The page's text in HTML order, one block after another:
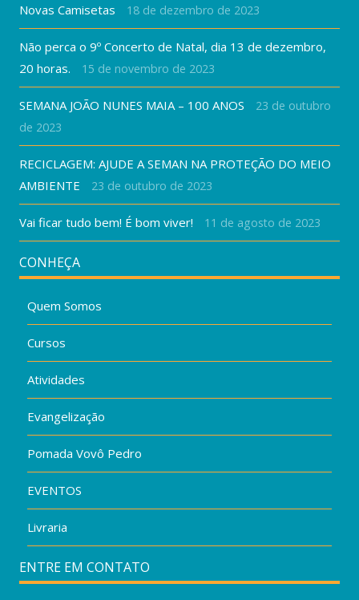
Novas Camisetas 18 de dezembro de 2023
Não perca o 9º Concerto de Natal, dia 13 de dezembro,
20 horas.
15 de novembro de 2023
SEMANA JOÃO NUNES MAIA – 100 ANOS
23 de outubro
de 2023
RECICLAGEM: AJUDE A SEMAN NA PROTEÇÃO DO MEIO
AMBIENTE
23 de outubro de 2023
Vai ficar tudo bem! É bom viver! 11 de agosto de 2023
CONHEÇA
Quem Somos
Cursos
Atividades
Evangelização
Pomada Vovô Pedro
EVENTOS
Livraria
ENTRE EM CONTATO